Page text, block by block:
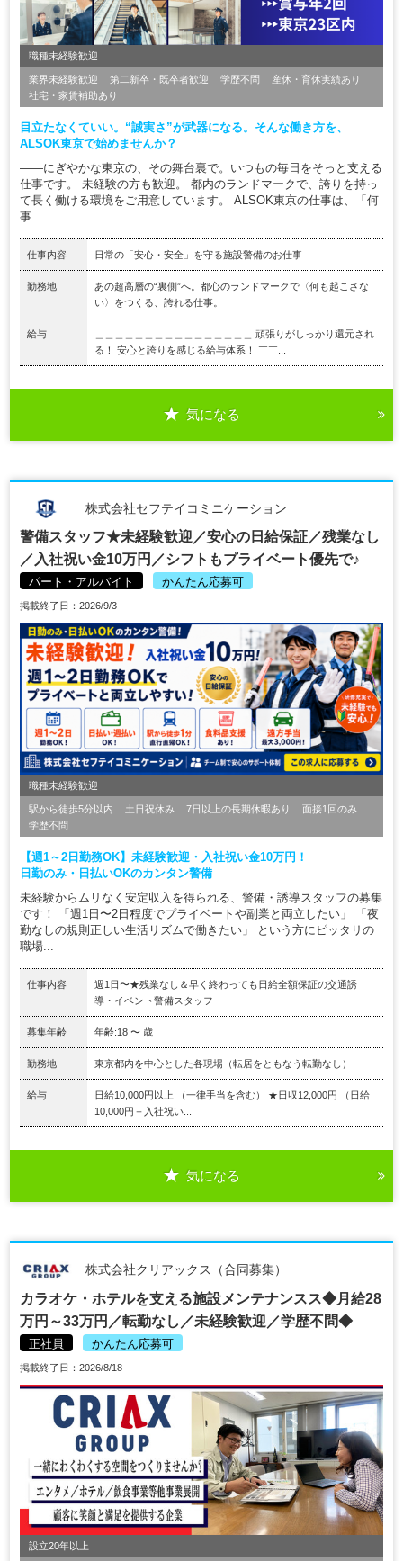
職種未経験歓迎
業界未経験歓迎 第二新卒・既卒者歓迎 学歴不問
産休・育休実績あり
社宅・家賃補助あり
目立たなくていい。“誠実さ”が武器になる。そんな働き方を、
ALSOK東京で始めませんか？
――にぎやかな東京の、その舞台裏で。いつもの毎日をそっと支える
仕事です。 未経験の方も歓迎。 都内のランドマークで、誇りを持っ
て長く働ける環境をご用意しています。 ALSOK東京の仕事は、「何
事...
仕事内容 日常の「安心・安全」を守る施設警備のお仕事
勤務地
あの超高層の“裏側”へ。都心のランドマークで〈何も起こさな
い〉をつくる、誇れる仕事。
給与
＿＿＿＿＿＿＿＿＿＿＿＿＿＿＿＿ 頑張りがしっかり還元され
る！ 安心と誇りを感じる給与体系！ ￣￣...
気になる
株式会社セフテイコミニケーション
警備スタッフ★未経験歓迎／安心の日給保証／残業なし
／入社祝い金10万円／シフトもプライベート優先で♪
パート・アルバイト かんたん応募可
掲載終了日：2026/9/3
職種未経験歓迎
駅から徒歩5分以内 土日祝休み 7日以上の長期休暇あり
面接1回のみ
学歴不問
【週1～2日勤務OK】未経験歓迎・入社祝い金10万円！
日勤のみ・日払いOKのカンタン警備
未経験からムリなく安定収入を得られる、警備・誘導スタッフの募集
です！ 「週1日〜2日程度でプライベートや副業と両立したい」 「夜
勤なしの規則正しい生活リズムで働きたい」 という方にピッタリの
職場...
仕事内容
週1日〜★残業なし＆早く終わっても日給全額保証の交通誘
導・イベント警備スタッフ
募集年齢 年齢:18 〜 歳
勤務地 東京都内を中心とした各現場（転居をともなう転勤なし）
給与
日給10,000円以上 （一律手当を含む） ★日収12,000円 （日給
10,000円＋入社祝い...
気になる
株式会社クリアックス（合同募集）
カラオケ・ホテルを支える施設メンテナンスス◆月給28
万円～33万円／転勤なし／未経験歓迎／学歴不問◆
正社員 かんたん応募可
掲載終了日：2026/8/18
設立20年以上